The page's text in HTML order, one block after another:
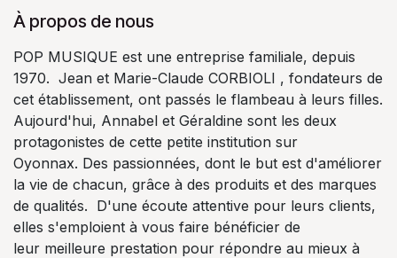
À propos de nous
POP MUSIQUE est une entreprise familiale, depuis
1970. Jean et Marie-Claude CORBIOLI , fondateurs de
cet établissement, ont passés le flambeau à leurs filles.
Aujourd'hui, Annabel et Géraldine sont les deux
protagonistes de cette petite institution sur
Oyonnax. Des passionnées, dont le but est d'améliorer
la vie de chacun, grâce à des produits et des marques
de qualités. D'une écoute attentive pour leurs clients,
elles s'emploient à vous faire bénéficier de
leur meilleure prestation pour répondre au mieux à